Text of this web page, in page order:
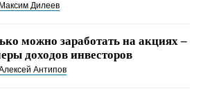
Максим Дилеев
можно заработать на акциях –
доходов инвесторов
Антипов